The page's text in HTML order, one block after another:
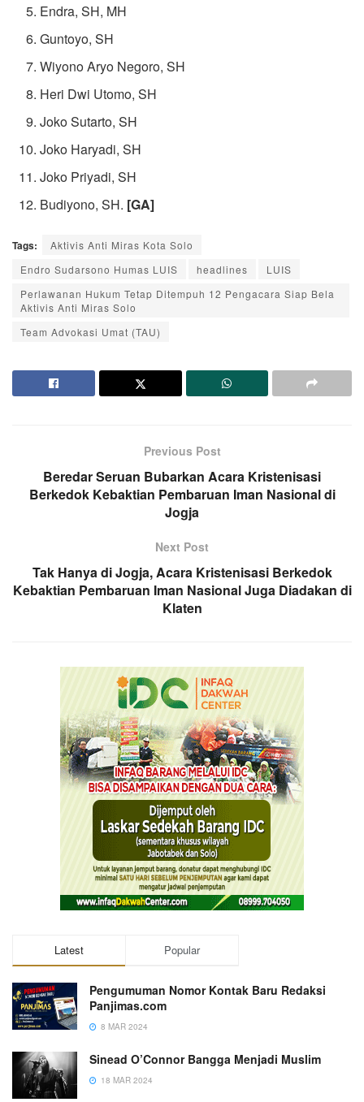
Endra, SH, MH
Guntoyo, SH
Wiyono Aryo Negoro, SH
Heri Dwi Utomo, SH
Joko Sutarto, SH
Joko Haryadi, SH
Joko Priyadi, SH
Budiyono, SH. [GA]
Tags:
Aktivis Anti Miras Kota Solo
Endro Sudarsono Humas LUIS
headlines
LUIS
Perlawanan Hukum Tetap Ditempuh 12 Pengacara Siap Bela
Aktivis Anti Miras Solo
Team Advokasi Umat (TAU)
Previous Post
Beredar Seruan Bubarkan Acara Kristenisasi
Berkedok Kebaktian Pembaruan Iman Nasional di
Jogja
Next Post
Tak Hanya di Jogja, Acara Kristenisasi Berkedok
Kebaktian Pembaruan Iman Nasional Juga Diadakan di
Klaten
Latest Popular
Pengumuman Nomor Kontak Baru Redaksi
Panjimas.com
8 MAR 2024
Sinead O’Connor Bangga Menjadi Muslim
18 MAR 2024